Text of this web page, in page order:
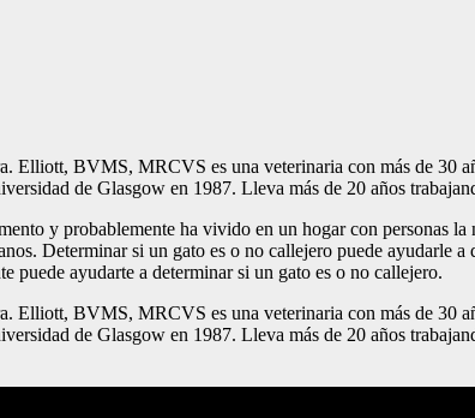
BVMS, MRCVS es una veterinaria con más de 30
de Glasgow en 1987. Lleva más de 20 años
y probablemente ha vivido en un hogar con personas
Determinar si un gato es o no callejero puede ayudarle
puede ayudarte a determinar si un gato es o no callejero.
BVMS, MRCVS es una veterinaria con más de 30
de Glasgow en 1987. Lleva más de 20 años